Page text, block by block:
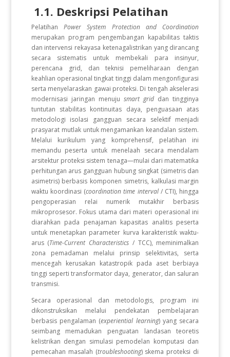
1.1. Deskripsi Pelatihan
PelatihanPower System Protection and Coordination
merupakan program pengembangan kapabilitas taktis
dan intervensi rekayasa ketenagalistrikan yang dirancang
secara sistematis untuk membekali para insinyur,
perencana grid, dan teknisi pemeliharaan dengan
keahlian operasional tingkat tinggi dalam mengonfigurasi
serta menyelaraskan gawai proteksi. Di tengah akselerasi
modernisasi jaringan menuju smart grid dan tingginya
tuntutan stabilitas kontinuitas daya, penguasaan atas
metodologi isolasi gangguan secara selektif menjadi
prasyarat mutlak untuk mengamankan keandalan sistem.
Melalui kurikulum yang komprehensif, pelatihan ini
memandu peserta untuk menelaah secara mendalam
arsitektur proteksi sistem tenaga—mulai dari matematika
perhitungan arus gangguan hubung singkat (simetris dan
asimetris) berbasis komponen simetris, kalkulasi margin
waktu koordinasi (coordination time interval/ CTI), hingga
pengoperasian relai numerik mutakhir berbasis
mikroprosesor. Fokus utama dari materi operasional ini
diarahkan pada penajaman kapasitas analitis peserta
untuk menetapkan parameter kurva karakteristik waktu-
arus (Time-Current Characteristics / TCC), meminimalkan
zona pemadaman melalui prinsip selektivitas, serta
mencegah kerusakan katastropik pada aset berbiaya
tinggi seperti transformator daya, generator, dan saluran
transmisi.
Secara operasional dan metodologis, program ini
dikonstruksikan melalui pendekatan pembelajaran
berbasis pengalaman (experiential learning) yang secara
seimbang memadukan penguatan landasan teoretis
kelistrikan dengan simulasi pemodelan komputasi dan
pemecahan masalah (troubleshooting) skema proteksi di